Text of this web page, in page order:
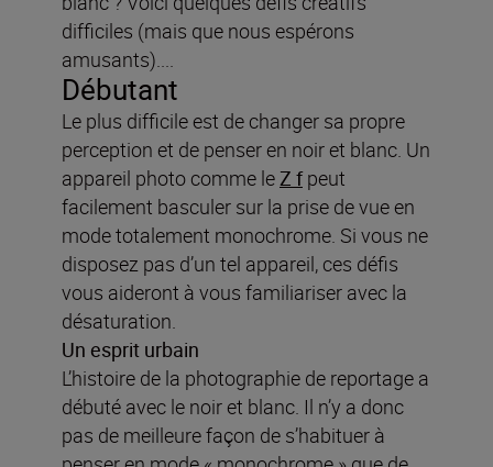
difficiles (mais que nous espérons
amusants)....
Débutant
Le plus difficile est de changer sa propre
perception et de penser en noir et blanc. Un
appareil photo comme leZ fpeut
facilement basculer sur la prise de vue en
mode totalement monochrome. Si vous ne
disposez pas d’un tel appareil, ces défis
vous aideront à vous familiariser avec la
désaturation.
Un esprit urbain
L’histoire de la photographie de reportage a
débuté avec le noir et blanc. Il n’y a donc
pas de meilleure façon de s’habituer à